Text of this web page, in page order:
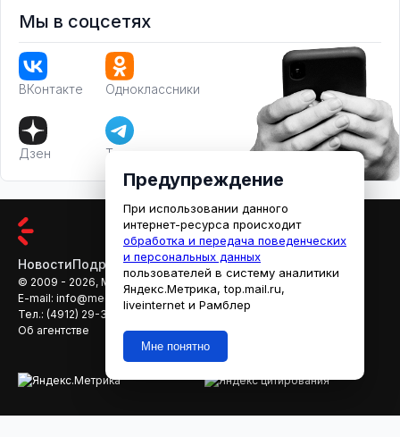
Мы в соцсетях
ВКонтакте Одноклассники
Дзен Телеграм
НовостиПодробностиАфишаКино
© 2009 - 2026, МЕДИАРЯЗАНЬ
E-mail: info@mediaryazan.ru,reklama@mediaryazan.ru
Тел.: (4912) 29-33-66
Об агентстве
Предупреждение
При использовании данного
интернет-ресурса происходит
обработка и передача поведенческих
и персональных данных
пользователей в систему аналитики
Яндекс.Метрика, top.mail.ru,
liveinternet и Рамблер
Мне понятно